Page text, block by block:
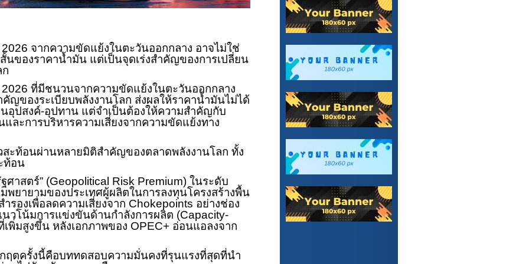
จากความขัดแย้งในตะวันออกกลาง อาจไม่ใช่
นของราคาน้ำมัน แต่เป็นจุดเร่งสำคัญของการเปลี่ยน
ที่มีชนวนจากความขัดแย้งในตะวันออกกลาง
ญของระเบียบพลังงานโลก ส่งผลให้ราคาน้ำมันไม่ได้
อุปสงค์-อุปทาน แต่จำเป็นต้องให้ความสำคัญกับ
ละการบริหารความเสี่ยงจากความขัดแย้งทาง
สะท้อนผ่านหลายมิติสำคัญของตลาดพลังงานโลก ทั้ง
ท้อน
ศาสตร์” (Geopolitical Risk Premium) ในระดับ
พยายามของประเทศผู้ผลิตในการลงทุนโครงสร้างพื้น
รองเพื่อลดความเสี่ยงจาก Chokepoints อย่างช่อง
วโน้มการแข่งขันด้านกำลังการผลิต (Capacity-
เพิ่มสูงขึ้น หลังเอกภาพของ OPEC+ อ่อนแอลงจาก
ฤตครั้งนี้คือบททดสอบความมั่นคงที่รุนแรงที่สุดที่นำ